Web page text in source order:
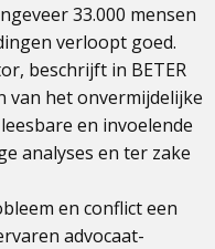
33.000 mensen
verloopt goed.
beschrijft in BETER
van het onvermijdelijke
en invoelende
analyses en ter zake
en conflict een
advocaat-